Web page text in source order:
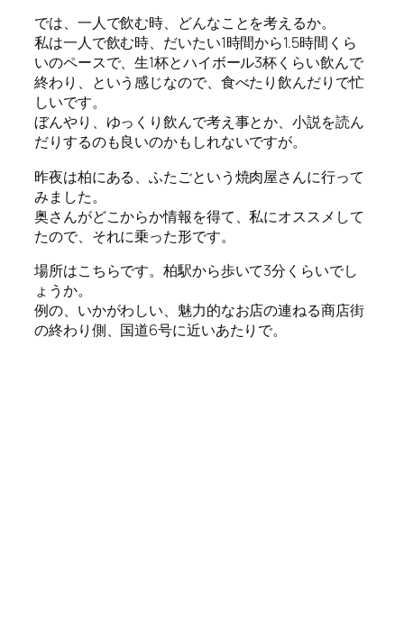
では、一人で飲む時、どんなことを考えるか。
私は一人で飲む時、だいたい1時間から1.5時間くら
いのペースで、生1杯とハイボール3杯くらい飲んで
終わり、という感じなので、食べたり飲んだりで忙
しいです。
ぼんやり、ゆっくり飲んで考え事とか、小説を読ん
だりするのも良いのかもしれないですが。
昨夜は柏にある、ふたごという焼肉屋さんに行って
みました。
奥さんがどこからか情報を得て、私にオススメして
たので、それに乗った形です。
場所はこちらです。柏駅から歩いて3分くらいでし
ょうか。
例の、いかがわしい、魅力的なお店の連ねる商店街
の終わり側、国道6号に近いあたりで。